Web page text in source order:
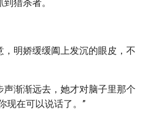
猎杀者。
明娇缓缓阖上发沉的眼皮，不
渐渐远去，她才对脑子里那个
现在可以说话了。”